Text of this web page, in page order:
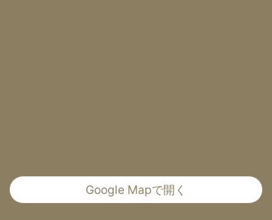
Google Mapで開く